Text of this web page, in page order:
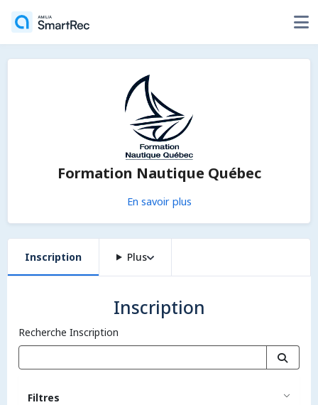
Formation Nautique Québec
En savoir plus
Inscription Plus
Inscription
Recherche Inscription
Filtres